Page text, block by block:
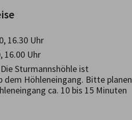
16.30 Uhr
16.00 Uhr
Sturmannshöhle ist
dem Höhleneingang. Bitte planen
ca. 10 bis 15 Minuten